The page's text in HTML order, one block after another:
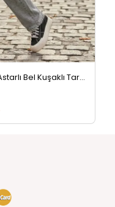
Kadın Kruvaze Yaka Astarlı Bel Kuşaklı Tarz Trençkot Haki